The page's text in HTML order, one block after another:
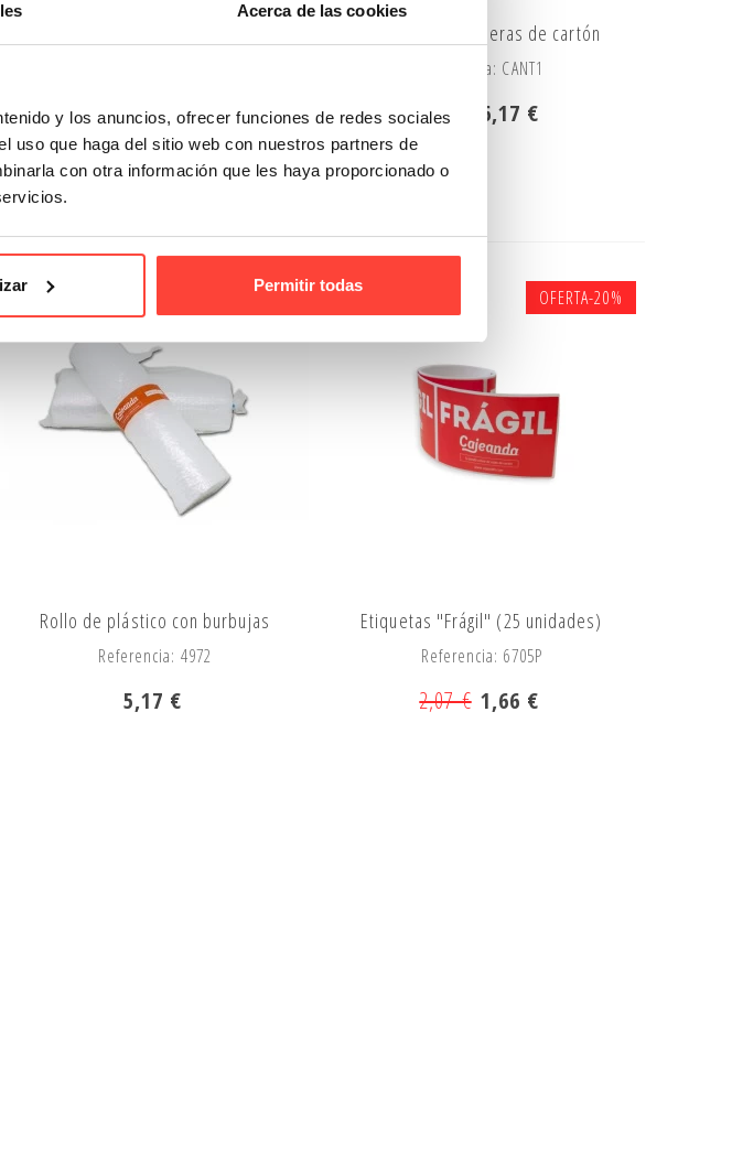
Acerca de las cookies
y los anuncios, ofrecer funciones de redes sociales
uso que haga del sitio web con nuestros partners de
con otra información que les haya proporcionado o
Permitir todas
Referencia: APG
6,29 €
Pack de 8 cantoneras de cartón
Referencia: CANT1
8,23 € 6,17 €
Rollo de plástico con burbujas
Referencia: 4972
5,17 €
OFERTA-20%
Etiquetas "Frágil" (25 unidades)
Referencia: 6705P
2,07 € 1,66 €